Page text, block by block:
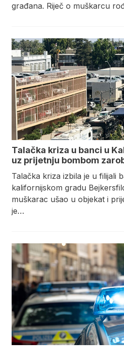
građana. Riječ o muškarcu
Talačka kriza u banci u
uz prijetnju bombom
Talačka kriza izbila je u filijali
kalifornijskom gradu
muškarac ušao u objekat i
je…